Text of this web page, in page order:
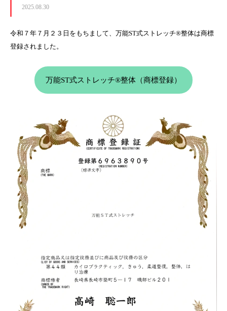
2025.08.30
令和７年７月２３日をもちまして、万能ST式ストレッチ®整体は商標
登録されました。
万能ST式ストレッチ®整体（商標登録）